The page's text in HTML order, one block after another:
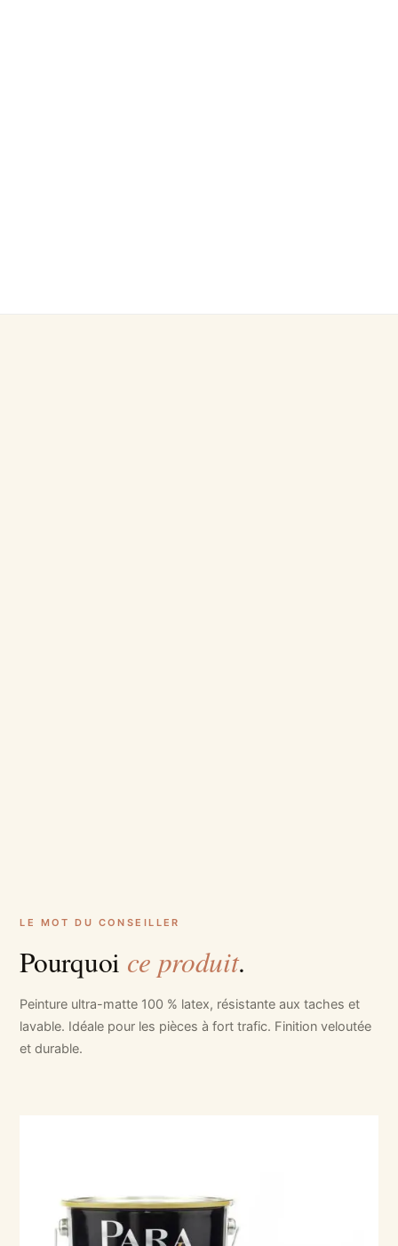
LE MOT DU CONSEILLER
Pourquoi ce produit.
Peinture ultra-matte 100 % latex, résistante aux taches et
lavable. Idéale pour les pièces à fort trafic. Finition veloutée
et durable.